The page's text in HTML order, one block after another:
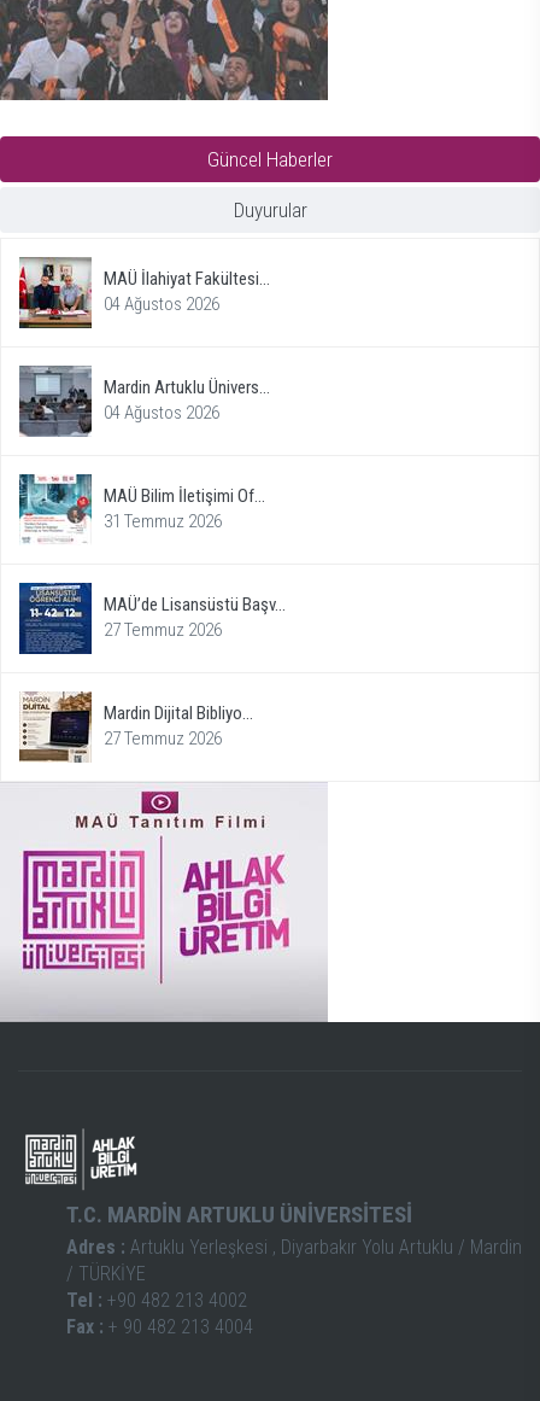
Güncel Haberler
Duyurular
MAÜ İlahiyat Fakültesi...
04 Ağustos 2026
Mardin Artuklu Ünivers...
04 Ağustos 2026
MAÜ Bilim İletişimi Of...
31 Temmuz 2026
MAÜ’de Lisansüstü Başv...
27 Temmuz 2026
Mardin Dijital Bibliyo...
27 Temmuz 2026
T.C. MARDİN ARTUKLU ÜNİVERSİTESİ
Adres : Artuklu Yerleşkesi , Diyarbakır Yolu Artuklu / Mardin
/ TÜRKİYE
Tel : +90 482 213 4002
Fax : + 90 482 213 4004